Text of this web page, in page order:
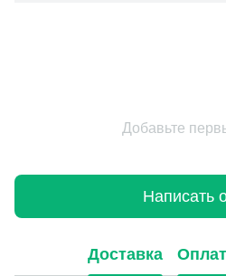
Добавьте
Написать
Доставка